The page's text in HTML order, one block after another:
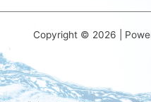
Copyright © 2026 |